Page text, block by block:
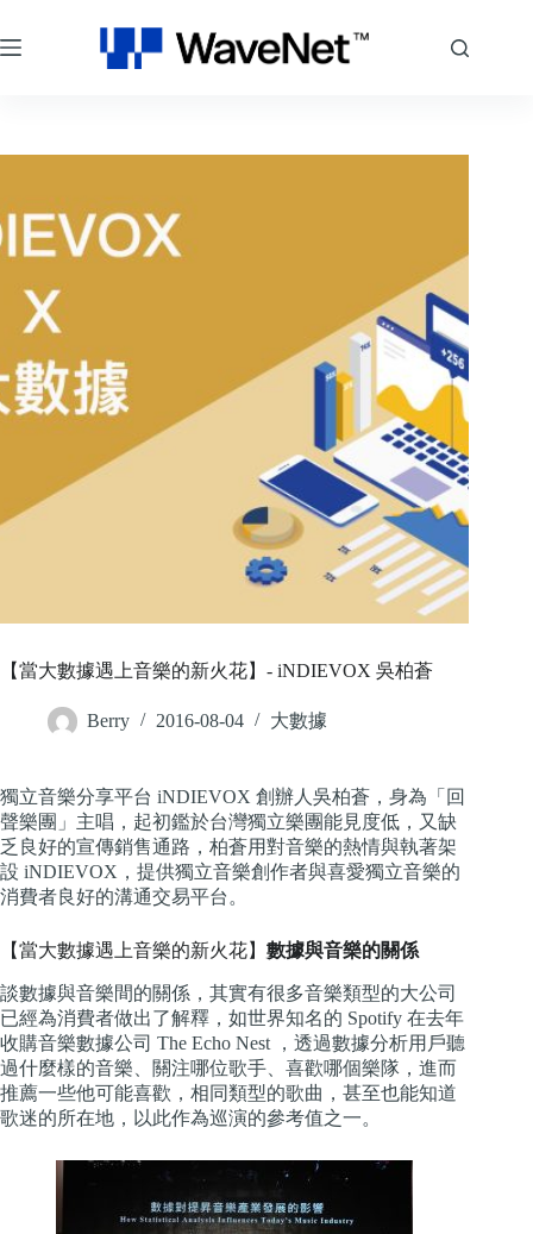
至
主
【當大數據遇上音樂的新火花】- iNDIEVOX 吳柏蒼
Berry 2016-08-04 大數據
獨立音樂分享平台 iNDIEVOX 創辦人吳柏蒼，身為「回
聲樂團」主唱，起初鑑於台灣獨立樂團能見度低，又缺
乏良好的宣傳銷售通路，柏蒼用對音樂的熱情與執著架
設 iNDIEVOX，提供獨立音樂創作者與喜愛獨立音樂的
消費者良好的溝通交易平台。
【當大數據遇上音樂的新火花】 數據與音樂的關係
談數據與音樂間的關係，其實有很多音樂類型的大公司
已經為消費者做出了解釋，如世界知名的 Spotify 在去年
收購音樂數據公司 The Echo Nest ，透過數據分析用戶聽
過什麼樣的音樂、關注哪位歌手、喜歡哪個樂隊，進而
推薦一些他可能喜歡，相同類型的歌曲，甚至也能知道
歌迷的所在地，以此作為巡演的參考值之一。